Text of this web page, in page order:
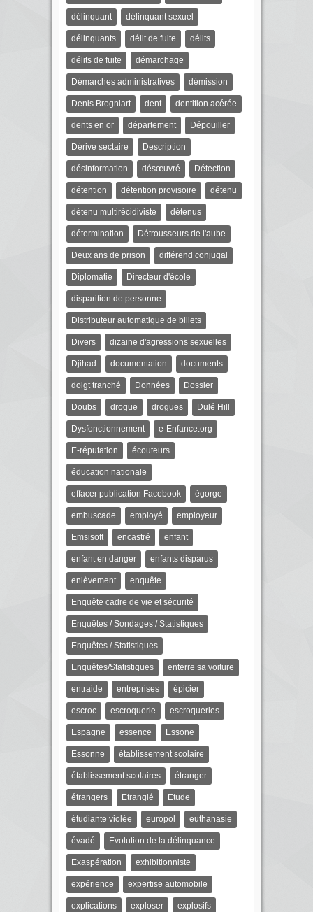
délinquant délinquant sexuel
délinquants délit de fuite délits
délits de fuite démarchage
Démarches administratives démission
Denis Brogniart dent dentition acérée
dents en or département Dépouiller
Dérive sectaire Description
désinformation désœuvré Détection
détention détention provisoire détenu
détenu multirécidiviste détenus
détermination Détrousseurs de l'aube
Deux ans de prison différend conjugal
Diplomatie Directeur d'école
disparition de personne
Distributeur automatique de billets
Divers dizaine d'agressions sexuelles
Djihad documentation documents
doigt tranché Données Dossier
Doubs drogue drogues Dulé Hill
Dysfonctionnement e-Enfance.org
E-réputation écouteurs
éducation nationale
effacer publication Facebook égorge
embuscade employé employeur
Emsisoft encastré enfant
enfant en danger enfants disparus
enlèvement enquête
Enquête cadre de vie et sécurité
Enquêtes / Sondages / Statistiques
Enquêtes / Statistiques
Enquêtes/Statistiques enterre sa voiture
entraide entreprises épicier
escroc escroquerie escroqueries
Espagne essence Essone
Essonne établissement scolaire
établissement scolaires étranger
étrangers Etranglé Etude
étudiante violée europol euthanasie
évadé Evolution de la délinquance
Exaspération exhibitionniste
expérience expertise automobile
explications exploser explosifs